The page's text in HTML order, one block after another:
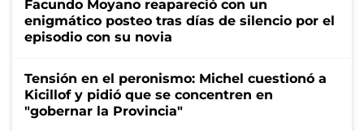
Facundo Moyano reapareció con un
enigmático posteo tras días de silencio por el
episodio con su novia
Tensión en el peronismo: Michel cuestionó a
Kicillof y pidió que se concentren en
"gobernar la Provincia"